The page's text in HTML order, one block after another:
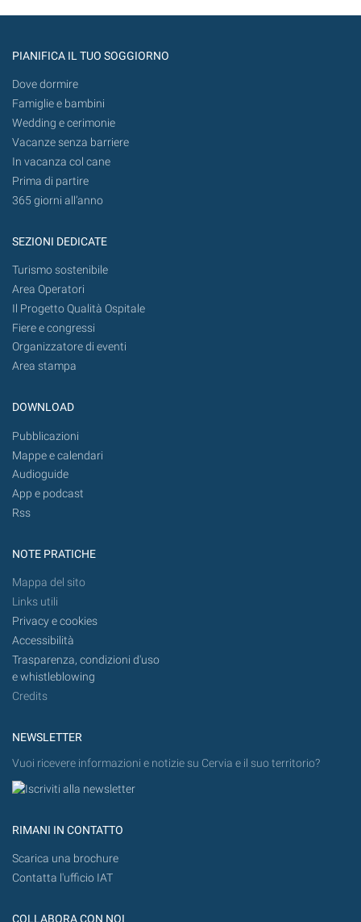
PIANIFICA IL TUO SOGGIORNO
Dove dormire
Famiglie e bambini
Wedding e cerimonie
Vacanze senza barriere
In vacanza col cane
Prima di partire
365 giorni all’anno
SEZIONI DEDICATE
Turismo sostenibile
Area Operatori
Il Progetto Qualità Ospitale
Fiere e congressi
Organizzatore di eventi
Area stampa
DOWNLOAD
Pubblicazioni
Mappe e calendari
Audioguide
App e podcast
Rss
NOTE PRATICHE
Mappa del sito
Links utili
Privacy e cookies
Accessibilità
Trasparenza, condizioni d'uso
e whistleblowing
Credits
NEWSLETTER
Vuoi ricevere informazioni e notizie su Cervia e il suo territorio?
RIMANI IN CONTATTO
Scarica una brochure
Contatta l'ufficio IAT